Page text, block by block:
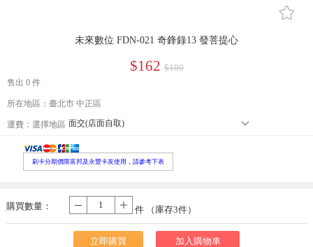
󰄔
未來數位 FDN-021 奇鋒錄13 發菩提心
$162 $180
售出 0 件
所在地區：臺北市 中正區
運費： 選擇地區 面交(店面自取) 󰄘
郵寄小包裹
外島郵寄宅配
便利店取貨 寄送尺寸長寬高105cm以內，最長邊45cm以內、重量5
刷卡分期價限富邦及永豐卡友使用，請參考下表
購買數量：
- 件 （庫存3件）
立即購買 加入購物車